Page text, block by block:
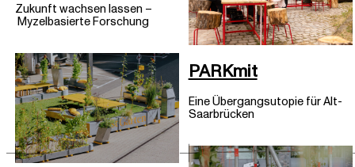
Zukunft wachsen lassen –
Myzelbasierte Forschung
PARKmit
Eine Übergangsutopie für Alt-
Saarbrücken